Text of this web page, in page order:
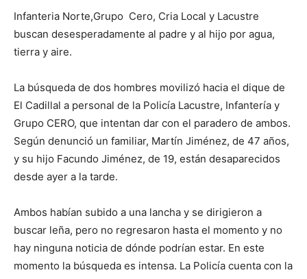
Infanteria Norte,Grupo Cero, Cria Local y Lacustre
buscan desesperadamente al padre y al hijo por agua,
tierra y aire.
La búsqueda de dos hombres movilizó hacia el dique de
El Cadillal a personal de la Policía Lacustre, Infantería y
Grupo CERO, que intentan dar con el paradero de ambos.
Según denunció un familiar, Martín Jiménez, de 47 años,
y su hijo Facundo Jiménez, de 19, están desaparecidos
desde ayer a la tarde.
Ambos habían subido a una lancha y se dirigieron a
buscar leña, pero no regresaron hasta el momento y no
hay ninguna noticia de dónde podrían estar. En este
momento la búsqueda es intensa. La Policía cuenta con la